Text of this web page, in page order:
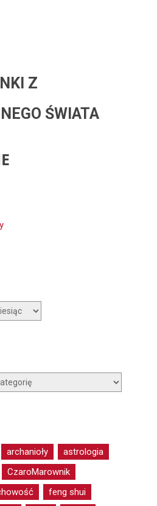
Z
ŚWIATA
archanioły
astrologia
CzaroMarownik
feng shui